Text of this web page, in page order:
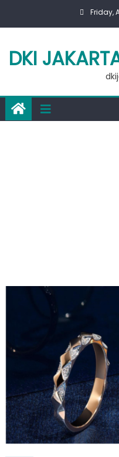
Friday,
DKI